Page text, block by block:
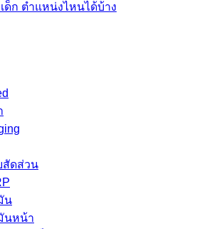
ด็ก ตำแหน่งไหนได้บ้าง
สัดส่วน
น
นหน้า